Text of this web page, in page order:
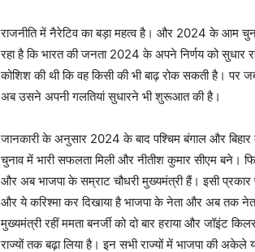
राजनीति में नैरेटिव का बड़ा महत्व है। और 2024 के आम
रहा है कि भारत की जनता 2024 के अपने निर्णय को सुधार
कोशिश की थी कि वह किसी की भी बाढ़ रोक सकती है। पर
अब उसने अपनी गलतियां सुधारने भी शुरूआत की है।
जानकारी के अनुसार 2024 के बाद पश्चिम बंगाल और
चुनाव में भारी सफलता मिली और नीतीश कुमार सीएम बने।
और अब भाजपा के सम्राट चौधरी मुख्यमंत्री हैं। इसी प्रकार
और ये करिश्मा कर दिखाया है भाजपा के नेता और अब तक नेता
मुख्यमंत्री रहीं ममता बनर्जी को दो बार हराया और जॉइंट
राज्यों तक बढ़ा लिया है। इन सभी राज्यों में भाजपा की अकेले